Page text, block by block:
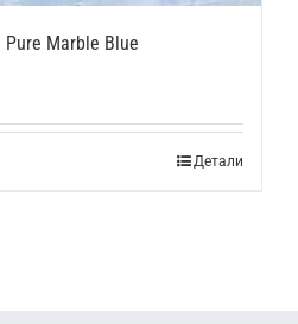
Marble Blue
Детали